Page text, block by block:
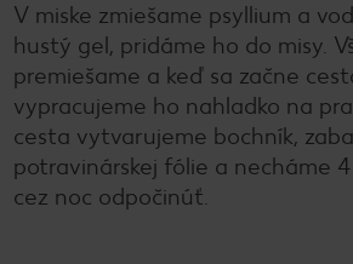
V miske zmiešame psyllium a
hustý gel, pridáme ho do misy.
premiešame a keď sa začne
vypracujeme ho nahladko na
cesta vytvarujeme bochník,
potravinárskej fólie a necháme
cez noc odpočinúť.